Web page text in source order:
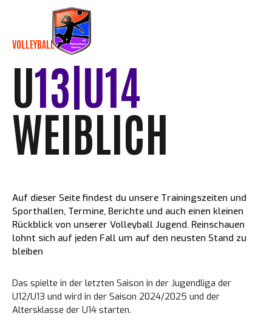
VOLLEYBALL JUGEND
U13|U14
WEIBLICH
Auf dieser Seite findest du unsere Trainingszeiten und
Sporthallen, Termine, Berichte und auch einen kleinen
Rückblick von unserer Volleyball Jugend. Reinschauen
lohnt sich auf jeden Fall um auf den neusten Stand zu
bleiben
Das spielte in der letzten Saison in der Jugendliga der
U12/U13 und wird in der Saison 2024/2025 und der
Altersklasse der U14 starten.